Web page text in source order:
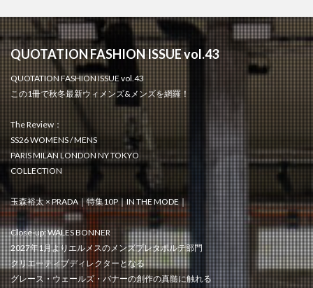
QUOTATION FASHION ISSUE vol.43
QUOTATION FASHION ISSUE vol.43
この1冊で秋冬最新ウィメンズ&メンズを網羅！
The Review：
SS26 WOMENS / MENS
PARIS MILAN LONDON NY TOKYO
COLLECTION
玉森裕太 × PRADA｜特集10P｜IN THE MODE｜
Close-up: WALES BONNER
2027年1月よりエルメスのメンズプレタポルテ部門
クリエーティブディレクターとなる
グレース・ウェールズ・バナーの創作の真髄に触れる